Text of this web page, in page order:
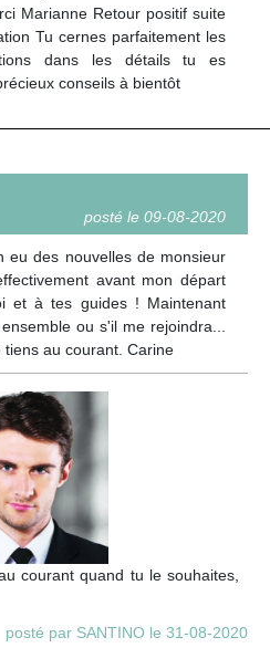
Marianne Retour positif suite
Tu cernes parfaitement les
dans les détails tu es
conseils à bientôt
posté le 09-08-2020
eu des nouvelles de monsieur
avant mon départ
et à tes guides ! Maintenant
ou s'il me rejoindra...
au courant. Carine
courant quand tu le souhaites,
posté par SANTINO le 31-08-2020